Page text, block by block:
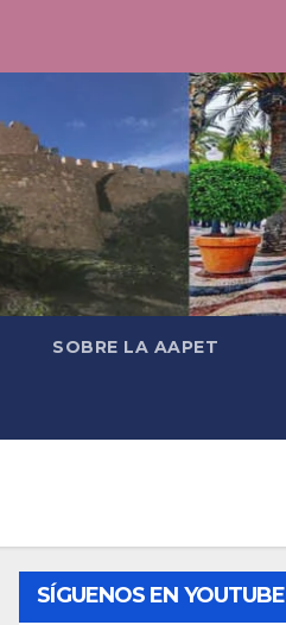
SOBRE LA AAPET
SÍGUENOS EN YOUTUBE